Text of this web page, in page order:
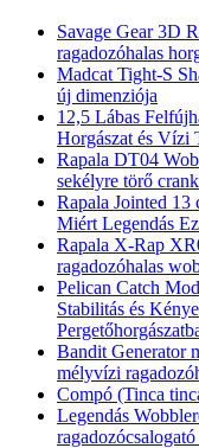
Savage Gear 3D
ragadozóhalas
Madcat Tight-S
új dimenziója
12,5 Lábas
Horgászat és Vízi
Rapala DT04
sekélyre törő
Rapala Jointed 13
Miért Legendás
Rapala X-Rap
ragadozóhalas
Pelican Catch
Stabilitás és
Bandit Generator
mélyvízi
Compó (Tinca
Legendás